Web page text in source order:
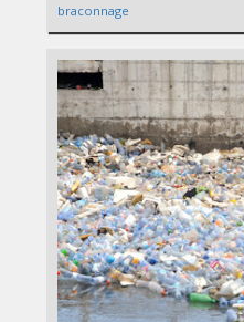
braconnage